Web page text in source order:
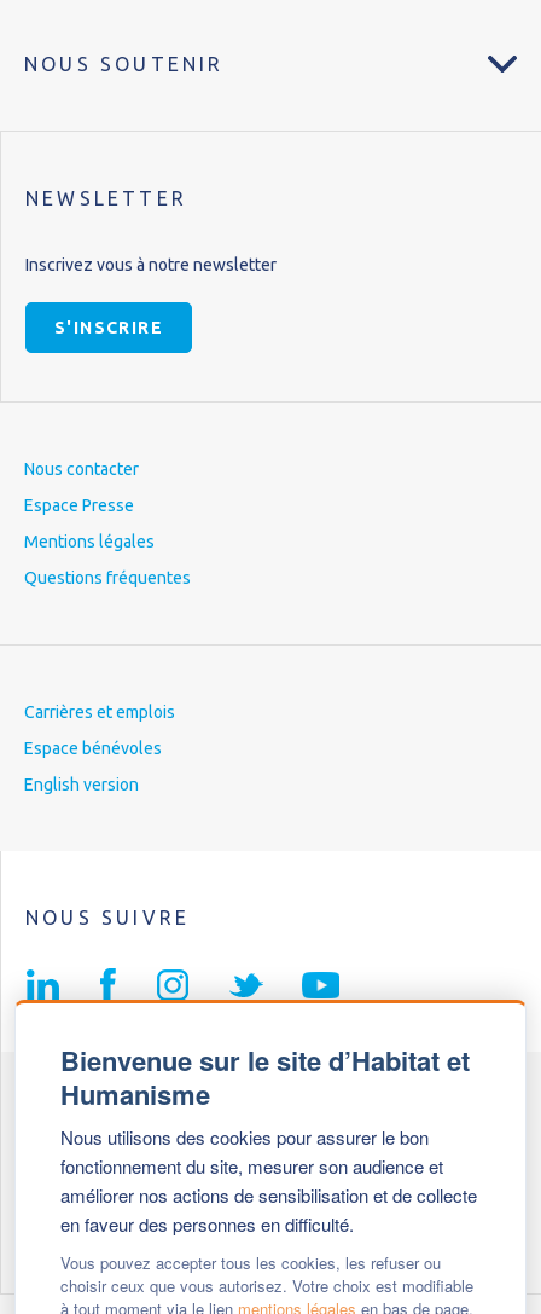
Bienvenue sur le site d’Habitat et
Humanisme
Nous utilisons des cookies pour assurer le bon
fonctionnement du site, mesurer son audience et
améliorer nos actions de sensibilisation et de collecte
en faveur des personnes en difficulté.
Vous pouvez accepter tous les cookies, les refuser ou
choisir ceux que vous autorisez. Votre choix est modifiable
à tout moment via le lien mentions légales en bas de page.
NOUS SOUTENIR
NEWSLETTER
Inscrivez vous à notre newsletter
S'INSCRIRE
Nous contacter
Espace Presse
Mentions légales
Questions fréquentes
Carrières et emplois
Espace bénévoles
English version
NOUS SUIVRE
69647 Caluire et Cuire cedex
+ 33 (0)4 72 27 42 58